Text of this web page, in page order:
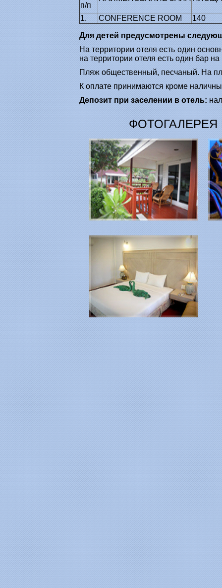
п/п
1. CONFERENCE ROOM 140
Для детей предусмотрены
На территории отеля есть один
на территории отеля есть один бар
Пляж общественный, песчаный. На
К оплате принимаются кроме
Депозит при заселении в отель:
ФОТОГАЛЕРЕЯ